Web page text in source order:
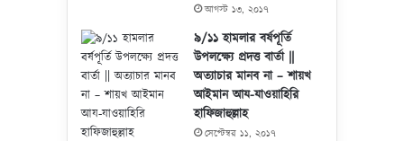
আগস্ট ১৩, ২০১৭
৯/১১ হামলার বর্ষপূর্তি
উপলক্ষ্যে প্রদত্ত বার্তা ||
অত্যাচার মানব না – শায়খ
আইমান আয-যাওয়াহিরি
হাফিজাহুল্লাহ
সেপ্টেম্বর ১১, ২০১৭